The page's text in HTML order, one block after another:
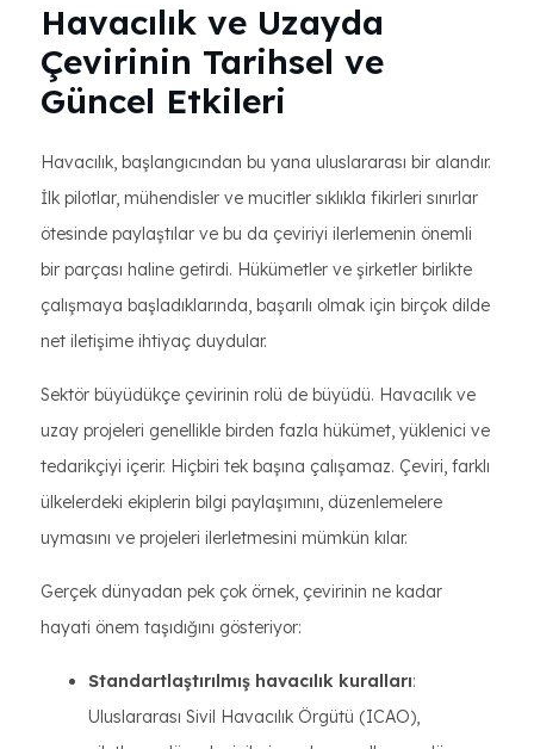
Havacılık ve Uzayda
Çevirinin Tarihsel ve
Güncel Etkileri
Havacılık, başlangıcından bu yana uluslararası bir alandır.
İlk pilotlar, mühendisler ve mucitler sıklıkla fikirleri sınırlar
ötesinde paylaştılar ve bu da çeviriyi ilerlemenin önemli
bir parçası haline getirdi. Hükümetler ve şirketler birlikte
çalışmaya başladıklarında, başarılı olmak için birçok dilde
net iletişime ihtiyaç duydular.
Sektör büyüdükçe çevirinin rolü de büyüdü. Havacılık ve
uzay projeleri genellikle birden fazla hükümet, yüklenici ve
tedarikçiyi içerir. Hiçbiri tek başına çalışamaz. Çeviri, farklı
ülkelerdeki ekiplerin bilgi paylaşımını, düzenlemelere
uymasını ve projeleri ilerletmesini mümkün kılar.
Gerçek dünyadan pek çok örnek, çevirinin ne kadar
hayati önem taşıdığını gösteriyor:
Standartlaştırılmış havacılık kuralları:
Uluslararası Sivil Havacılık Örgütü (ICAO),